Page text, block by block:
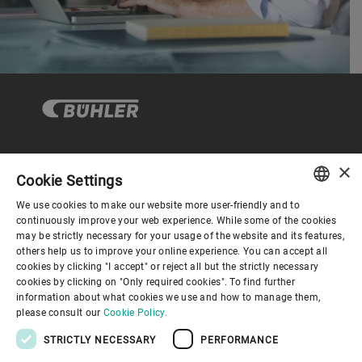
企业与合规
关于布勒
联系我们
ENGLISH
SPANISH
GERMAN
FRENCH
×
Cookie Settings
We use cookies to make our website more user-friendly and to
continuously improve your web experience. While some of the cookies
may be strictly necessary for your usage of the website and its features,
others help us to improve your online experience. You can accept all
cookies by clicking "I accept" or reject all but the strictly necessary
cookies by clicking on "Only required cookies". To find further
information about what cookies we use and how to manage them,
please consult our Cookie Policy.
STRICTLY NECESSARY PERFORMANCE